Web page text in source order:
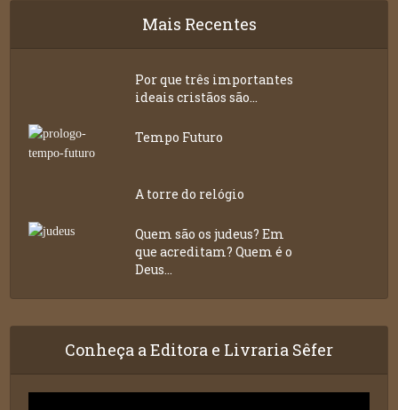
Mais Recentes
Por que três importantes
ideais cristãos são...
Tempo Futuro
A torre do relógio
Quem são os judeus? Em
que acreditam? Quem é o
Deus...
Conheça a Editora e Livraria Sêfer